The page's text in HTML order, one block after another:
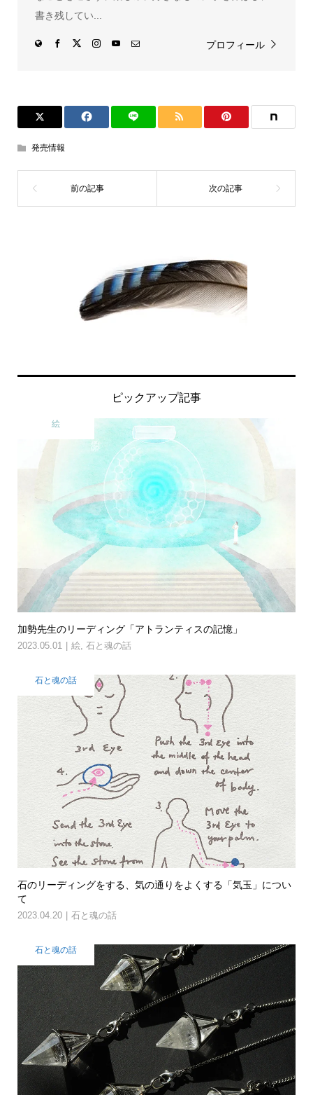
書き残してい...
プロフィール
発売情報
ピックアップ記事
絵
加勢先生のリーディング「アトランティスの記憶」
2023.05.01 絵, 石と魂の話
石と魂の話
石のリーディングをする、気の通りをよくする「気玉」につい
て
2023.04.20 石と魂の話
石と魂の話